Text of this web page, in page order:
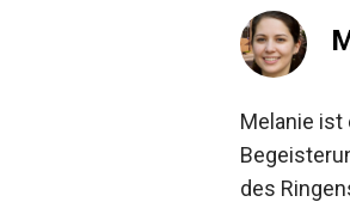
Melanie ist
des
im Sale bei Decathlon an!